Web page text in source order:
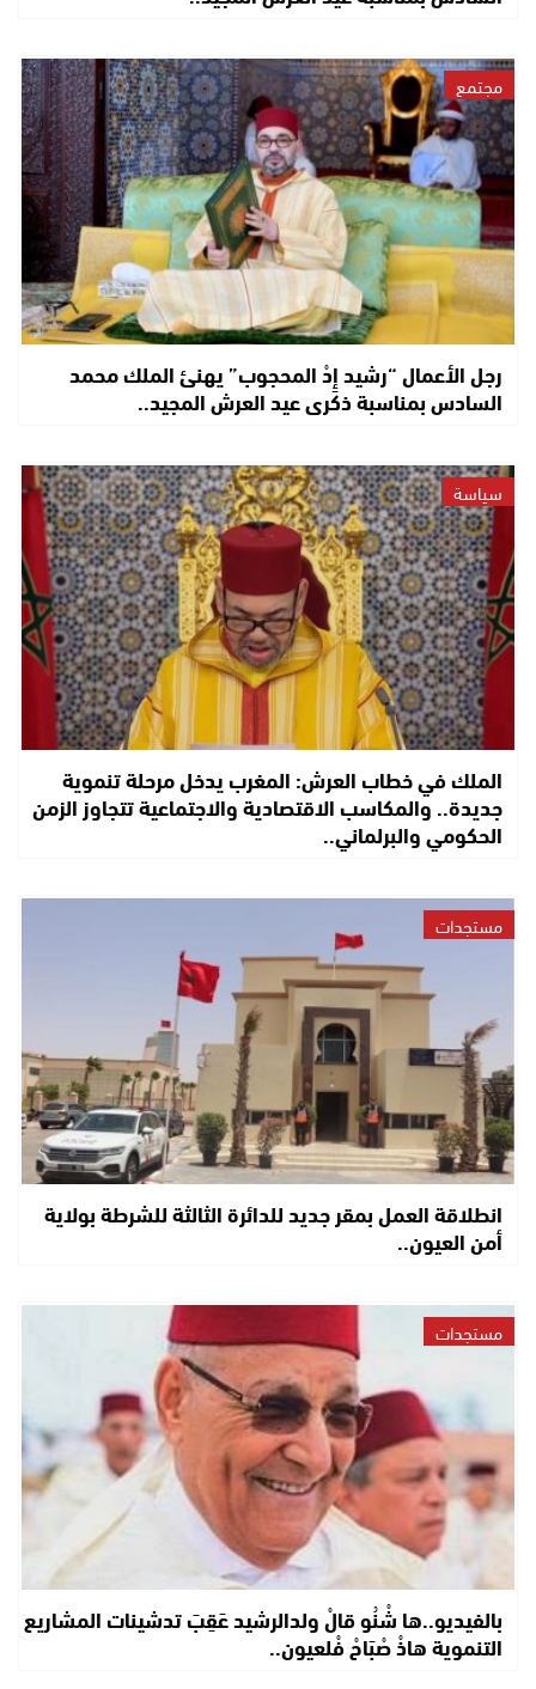
مجتمع
رجل الأعمال “رشيد إِدْ المحجوب” يهنئ الملك محمد
السادس بمناسبة ذكرى عيد العرش المجيد..
سياسة
الملك في خطاب العرش: المغرب يدخل مرحلة تنموية
جديدة.. والمكاسب الاقتصادية والاجتماعية تتجاوز الزمن
الحكومي والبرلماني..
مستجدات
انطلاقة العمل بمقر جديد للدائرة الثالثة للشرطة بولاية
أمن العيون..
مستجدات
بالفيديو..ها شْنُو قالْ ولدالرشيد عَقِبَ تدشينات المشاريع
التنموية هاذْ صْبَاحْ فْلعيون..